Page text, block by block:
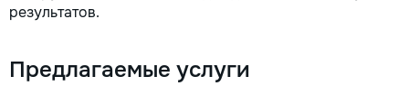
результатов.
Предлагаемые услуги